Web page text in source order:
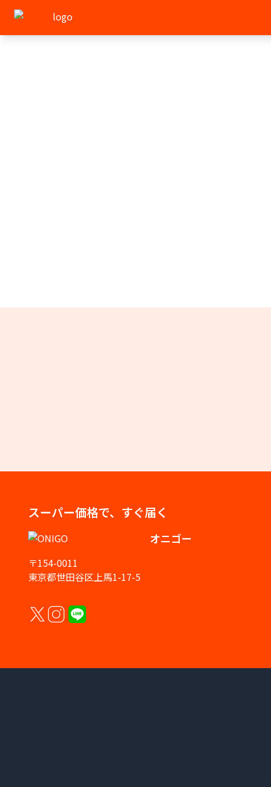
スーパー価格で、すぐ届く
オニゴー
〒154-0011
東京都世田谷区上馬1-17-5